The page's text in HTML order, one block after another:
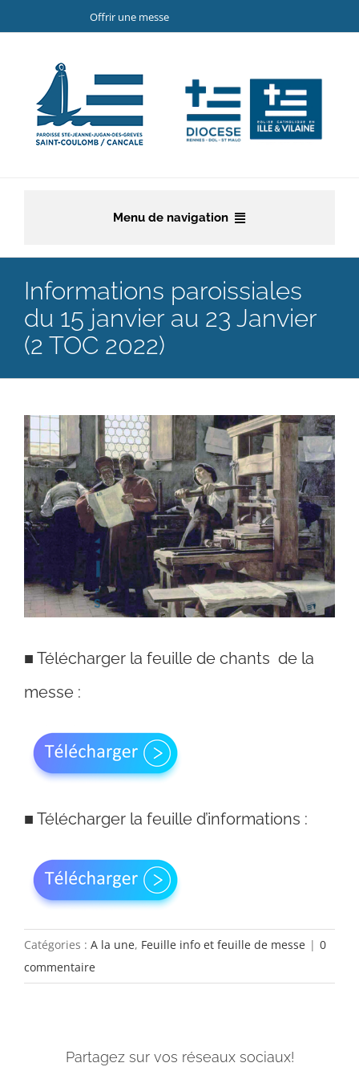
au
Offrir une messe
Menu de navigation
La paroisse
Etapes de la vie chrétienne
Servir et aimer
Adultes, jeunes et famille
Actualités
Contact
Informations paroissiales
du 15 janvier au 23 Janvier
(2 TOC 2022)
Voir
l'image
agrandie
■ Télécharger la feuille de chants de la
messe :
■ Télécharger la feuille d’informations :
Catégories : A la une, Feuille info et feuille de messe | 0
commentaire
Partagez sur vos réseaux sociaux!